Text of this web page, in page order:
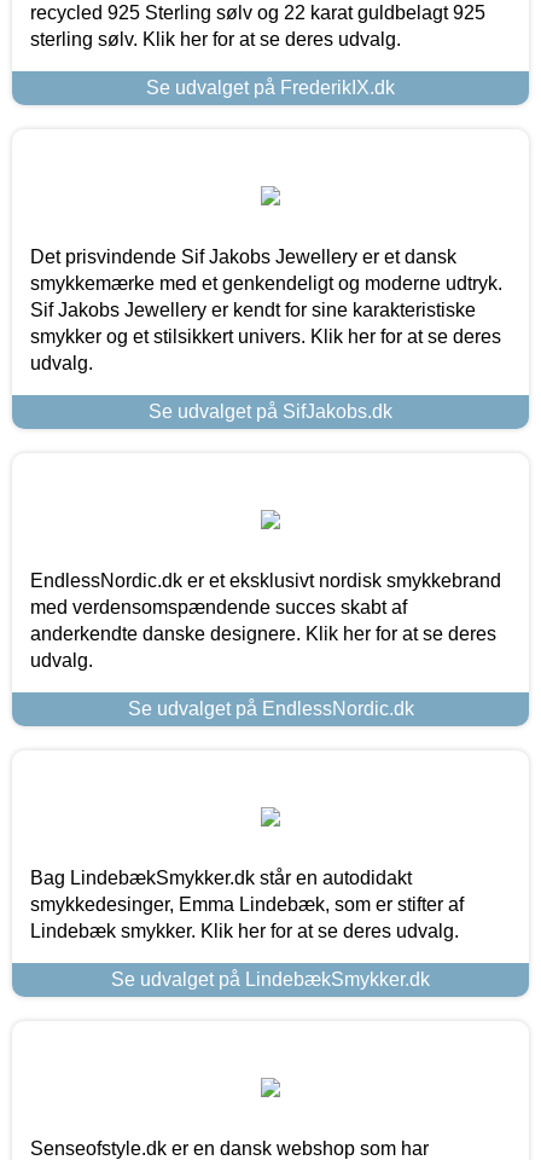
recycled 925 Sterling sølv og 22 karat guldbelagt 925
sterling sølv. Klik her for at se deres udvalg.
Se udvalget på FrederikIX.dk
Det prisvindende Sif Jakobs Jewellery er et dansk
smykkemærke med et genkendeligt og moderne udtryk.
Sif Jakobs Jewellery er kendt for sine karakteristiske
smykker og et stilsikkert univers. Klik her for at se deres
udvalg.
Se udvalget på SifJakobs.dk
EndlessNordic.dk er et eksklusivt nordisk smykkebrand
med verdensomspændende succes skabt af
anderkendte danske designere. Klik her for at se deres
udvalg.
Se udvalget på EndlessNordic.dk
Bag LindebækSmykker.dk står en autodidakt
smykkedesinger, Emma Lindebæk, som er stifter af
Lindebæk smykker. Klik her for at se deres udvalg.
Se udvalget på LindebækSmykker.dk
Senseofstyle.dk er en dansk webshop som har